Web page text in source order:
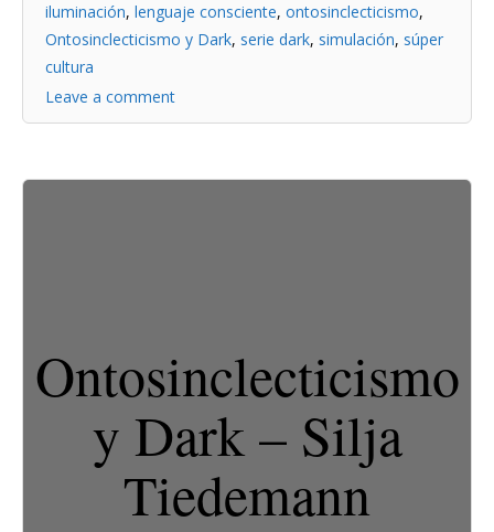
iluminación, lenguaje consciente, ontosinclecticismo,
Ontosinclecticismo y Dark, serie dark, simulación, súper
cultura
Leave a comment
Ontosinclecticismo
y Dark – Silja
Tiedemann